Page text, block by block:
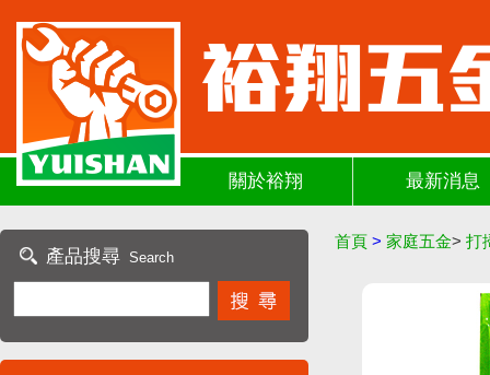
關於裕翔 最新消息
產品搜尋 Search
首頁 > 家庭五金> 打